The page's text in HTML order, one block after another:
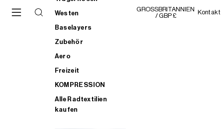
Westen
Baselayers
Zubehör
Aero
Freizeit
KOMPRESSION
Alle Radtextilien
kaufen
GROSSBRITANNIEN
/ GBP £
Kontakt